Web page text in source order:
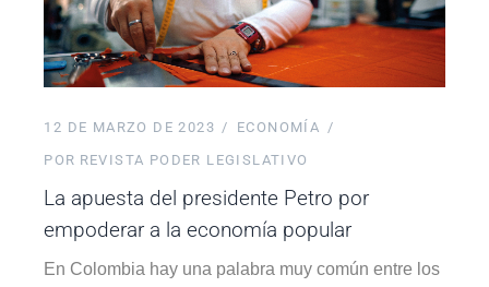
12 DE MARZO DE 2023
ECONOMÍA
POR REVISTA PODER LEGISLATIVO
La apuesta del presidente Petro por
empoderar a la economía popular
En Colombia hay una palabra muy común entre los